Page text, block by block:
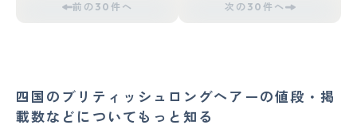
前の30件へ 次の30件へ
四国のブリティッシュロングヘアーの値段・掲
載数などについてもっと知る